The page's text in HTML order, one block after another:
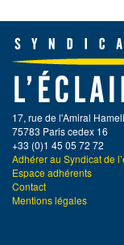
17, rue de l'Amiral
75783 Paris cedex 16
+33 (0)1 45 05 72 72
Adhérer au Syndicat de
Espace adhérents
Contact
Mentions légales